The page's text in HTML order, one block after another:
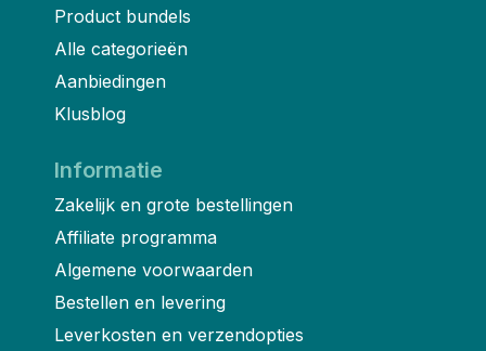
Product bundels
Alle categorieën
Aanbiedingen
Klusblog
Informatie
Zakelijk en grote bestellingen
Affiliate programma
Algemene voorwaarden
Bestellen en levering
Leverkosten en verzendopties